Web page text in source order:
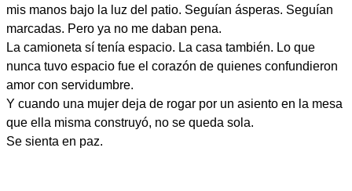
mis manos bajo la luz del patio. Seguían ásperas. Seguían
marcadas. Pero ya no me daban pena.
La camioneta sí tenía espacio. La casa también. Lo que
nunca tuvo espacio fue el corazón de quienes confundieron
amor con servidumbre.
Y cuando una mujer deja de rogar por un asiento en la mesa
que ella misma construyó, no se queda sola.
Se sienta en paz.